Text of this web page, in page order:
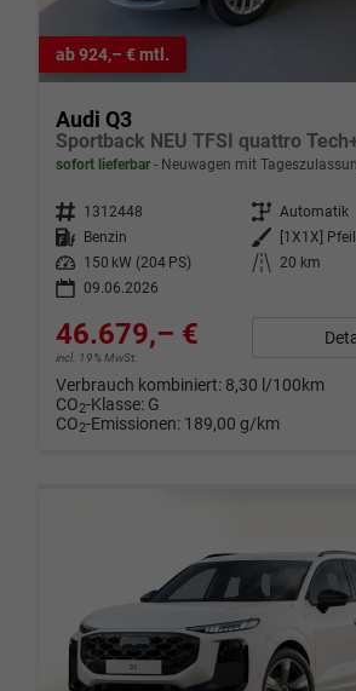
ab 924,– € mtl.
Audi Q3
sofort lieferbar Neuwagen mit
Fahrzeugnr. 1312448 Getriebe Automatik
Kraftstoff Benzin Außenfarbe
Leistung
150 kW (204 PS) Kilometerstand
20 km
09.06.2026
46.679,– €
incl. 19% MwSt.
Verbrauch kombiniert: 8,30 l/100km
CO2-Klasse: G
CO2-Emissionen: 189,00 g/km